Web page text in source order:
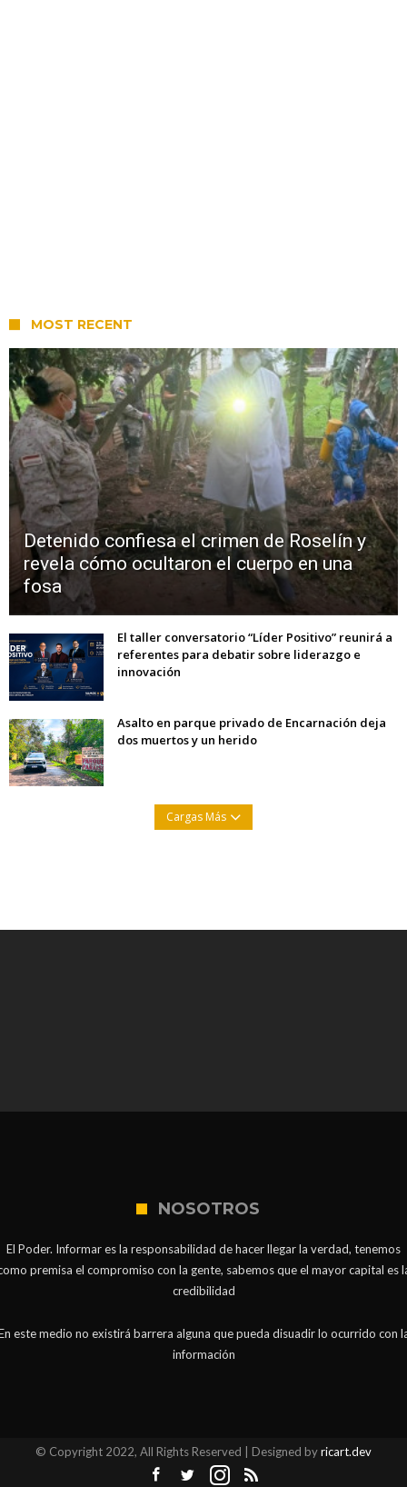
MOST RECENT
Detenido confiesa el crimen de Roselín y
revela cómo ocultaron el cuerpo en una
fosa
El taller conversatorio “Líder Positivo” reunirá a
referentes para debatir sobre liderazgo e
innovación
Asalto en parque privado de Encarnación deja
dos muertos y un herido
Cargas Más
NOSOTROS
El Poder. Informar es la responsabilidad de hacer llegar la verdad, tenemos
premisa el compromiso con la gente, sabemos que el mayor capital es
credibilidad
este medio no existirá barrera alguna que pueda disuadir lo ocurrido con
información
© Copyright 2022, All Rights Reserved | Designed byricart.dev